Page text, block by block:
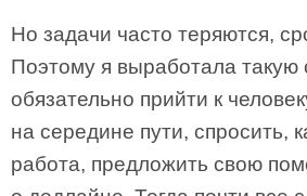
Но задачи часто теряются,
Поэтому я выработала такую
обязательно прийти к
на середине пути, спросить,
работа, предложить свою